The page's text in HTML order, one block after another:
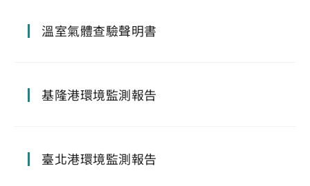
溫室氣體查驗聲明書
基隆港環境監測報告
臺北港環境監測報告